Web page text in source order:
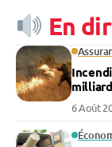
En
6 Août